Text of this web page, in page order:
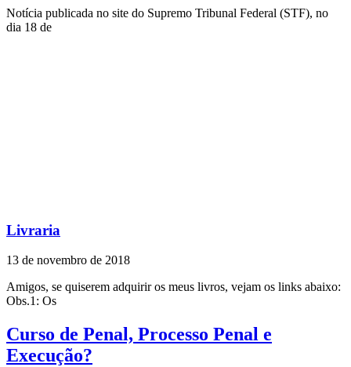
Notícia publicada no site do Supremo Tribunal Federal (STF), no
dia 18 de
Livraria
13 de novembro de 2018
Amigos, se quiserem adquirir os meus livros, vejam os links abaixo:
Obs.1: Os
Curso de Penal, Processo Penal e
Execução?